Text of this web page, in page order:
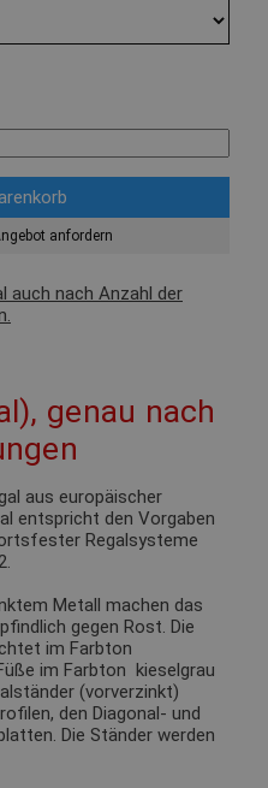
anfordern
auch nach Anzahl der
genau nach
aus europäischer
entspricht den Vorgaben
Regalsysteme
Metall machen das
gegen Rost. Die
im Farbton
im Farbton
kieselgrau
(vorverzinkt)
den Diagonal- und
Die Ständer werden